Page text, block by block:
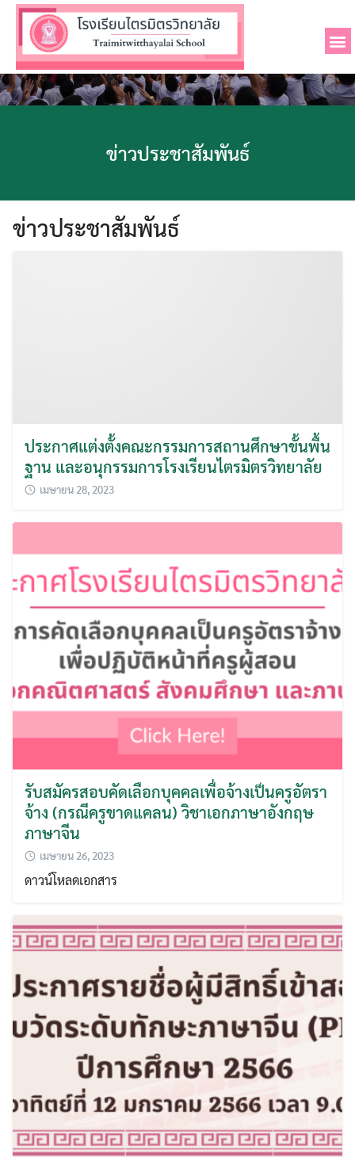
ข่าวประชาสัมพันธ์
ข่าวประชาสัมพันธ์
ประกาศแต่งตั้งคณะกรรมการสถานศึกษาขั้นพื้น
ฐาน และอนุกรรมการโรงเรียนไตรมิตรวิทยาลัย
เมษายน 28, 2023
รับสมัครสอบคัดเลือกบุคคลเพื่อจ้างเป็นครูอัตรา
จ้าง (กรณีครูขาดแคลน) วิชาเอกภาษาอังกฤษ
ภาษาจีน
เมษายน 26, 2023
ดาวน์โหลดเอกสาร